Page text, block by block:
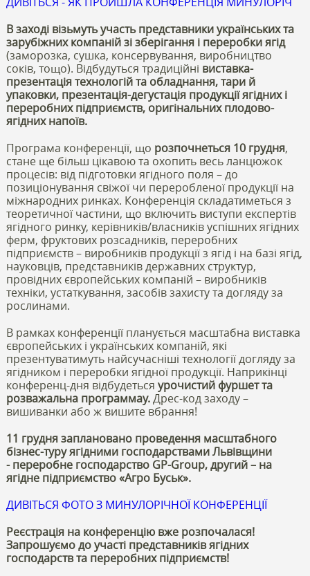
В заході візьмуть участь представники українських та
зарубіжних компаній зі зберігання і переробки ягід
(заморозка, сушка, консервування, виробництво
соків, тощо). Відбудуться традиційні виставка-
презентація технологій та обладнання, тари й
упаковки, презентація-дегустація продукції ягідних і
переробних підприємств, оригінальних плодово-
ягідних напоїв.
Програма конференції, що розпочнеться 10 грудня,
стане ще більш цікавою та охопить весь ланцюжок
процесів: від підготовки ягідного поля – до
позиціонування свіжої чи переробленої продукції на
міжнародних ринках. Конференція складатиметься з
теоретичної частини, що включить виступи експертів
ягідного ринку, керівників/власників успішних ягідних
ферм, фруктових розсадників, переробних
підприємств – виробників продукції з ягід і на базі ягід,
науковців, представників державних структур,
провідних європейських компаній – виробників
техніки, устаткування, засобів захисту та догляду за
рослинами.
В рамках конференції планується масштабна виставка
європейських і українських компаній, які
презентуватимуть найсучасніші технології догляду за
ягідником і переробки ягідної продукції. Наприкінці
конференц-дня відбудеться урочистий фуршет та
розважальна программау.Дрес-код заходу –
вишиванки або ж вишите вбрання!
11 грудня заплановано проведення масштабного
бізнес-туру ягідними господарствами Львівщини
- переробне господарство GP-Group, другий – на
ягідне підприємство «Агро Буськ».
ДИВІТЬСЯ ФОТО З МИНУЛОРІЧНОЇ КОНФЕРЕНЦІЇ
Реєстрація на конференцію вже розпочалася!
Запрошуємо до участі представників ягідних
господарств та переробних підприємств!